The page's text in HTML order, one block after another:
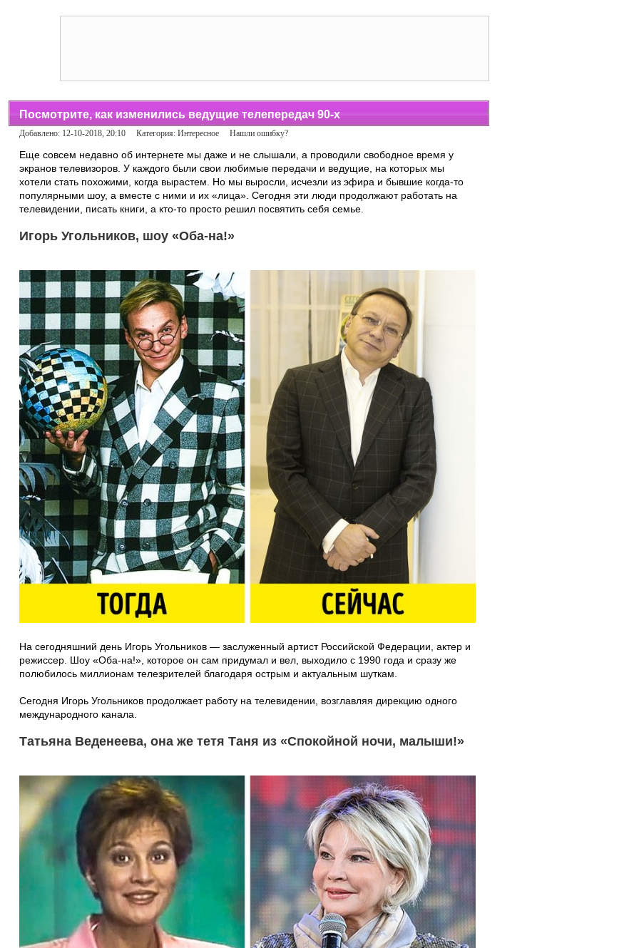
Посмотрите, как изменились ведущие телепередач 90-х
Добавлено: 12-10-2018, 20:10 Категория: Интересное Нашли ошибку?
Еще совсем недавно об интернете мы даже и не слышали, а проводили свободное время у
экранов телевизоров. У каждого были свои любимые передачи и ведущие, на которых мы
хотели стать похожими, когда вырастем. Но мы выросли, исчезли из эфира и бывшие когда-то
популярными шоу, а вместе с ними и их «лица». Сегодня эти люди продолжают работать на
телевидении, писать книги, а кто-то просто решил посвятить себя семье.
Игорь Угольников, шоу «Оба-на!»
На сегодняшний день Игорь Угольников — заслуженный артист Российской Федерации, актер и
режиссер. Шоу «Оба-на!», которое он сам придумал и вел, выходило с 1990 года и сразу же
полюбилось миллионам телезрителей благодаря острым и актуальным шуткам.
Сегодня Игорь Угольников продолжает работу на телевидении, возглавляя дирекцию одного
международного канала.
Татьяна Веденеева, она же тетя Таня из «Спокойной ночи, малыши!»